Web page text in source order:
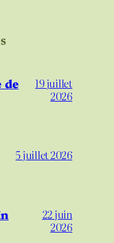
de
19 juillet
2026
5 juillet 2026
22 juin
2026